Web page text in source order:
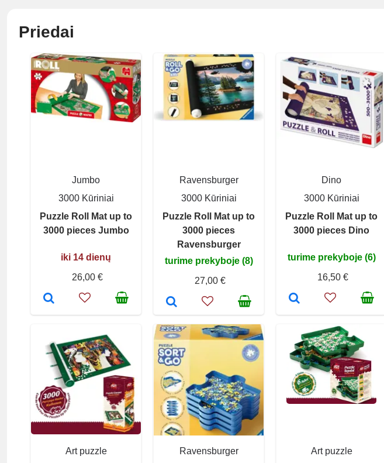
Priedai
Jumbo
3000 Kūriniai
Puzzle Roll Mat up to
3000 pieces Jumbo
iki 14 dienų
26,00 €
Ravensburger
3000 Kūriniai
Puzzle Roll Mat up to
3000 pieces
Ravensburger
turime prekyboje (8)
27,00 €
Dino
3000 Kūriniai
Puzzle Roll Mat up to
3000 pieces Dino
turime prekyboje (6)
16,50 €
Art puzzle
Ravensburger Art puzzle